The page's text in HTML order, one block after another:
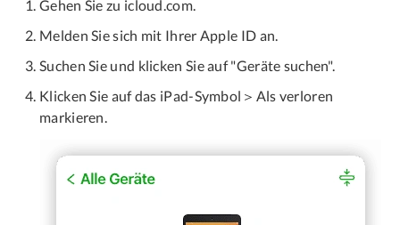
Gehen Sie zu icloud.com.
Melden Sie sich mit Ihrer Apple ID an.
Suchen Sie und klicken Sie auf "Geräte suchen".
Klicken Sie auf das iPad-Symbol＞Als verloren
markieren.